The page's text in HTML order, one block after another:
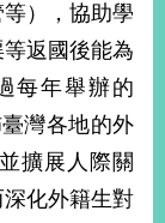
），協助學
返國後能為
每年舉辦的
灣各地的外
擴展人際關
化外籍生對